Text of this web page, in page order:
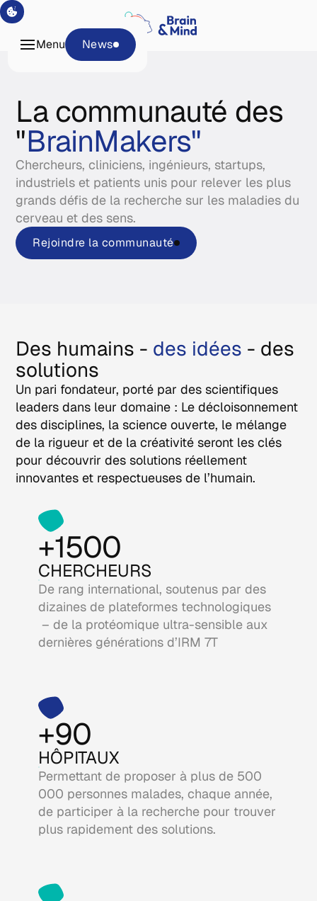
Tech &
Plateformes
News
News
Menu
La communauté des
"BrainMakers"
Chercheurs, cliniciens, ingénieurs, startups,
industriels et patients unis pour relever les plus
grands défis de la recherche sur les maladies du
cerveau et des sens.
Rejoindre la communauté
Des humains - des idées - des
solutions
Un pari fondateur, porté par des scientifiques
leaders dans leur domaine : Le décloisonnement
des disciplines, la science ouverte, le mélange
de la rigueur et de la créativité seront les clés
pour découvrir des solutions réellement
innovantes et respectueuses de l’humain.
+1500
CHERCHEURS
De rang international, soutenus par des
dizaines de plateformes technologiques
– de la protéomique ultra-sensible aux
dernières générations d’IRM 7T
+90
HÔPITAUX
Permettant de proposer à plus de 500
000 personnes malades, chaque année,
de participer à la recherche pour trouver
plus rapidement des solutions.